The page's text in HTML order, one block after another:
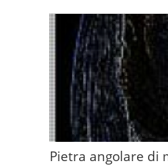
Pietra angolare di